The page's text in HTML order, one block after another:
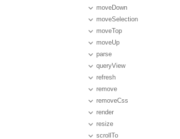
moveDown
moveSelection
moveTop
moveUp
parse
queryView
refresh
remove
removeCss
render
resize
scrollTo